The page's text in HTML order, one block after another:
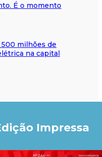
É o momento
milhões de
na capital
Impressa